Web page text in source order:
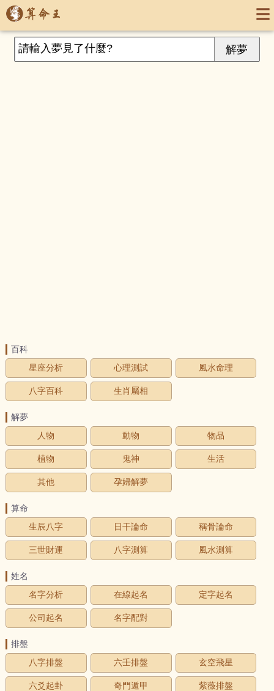
百科
星座分析
心理測試 風水命理
八字百科 生肖屬相
解夢
人物
動物 物品
植物 鬼神 生活
其他 孕婦解夢
算命
生辰八字
日干論命 稱骨論命
三世財運 八字測算 風水測算
姓名
名字分析
在線起名 定字起名
公司起名 名字配對
排盤
八字排盤
六壬排盤 玄空飛星
六爻起卦 奇門遁甲 紫薇排盤